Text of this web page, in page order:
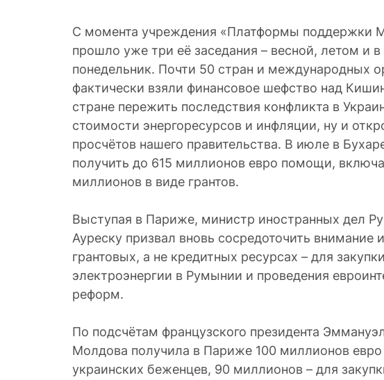
С момента учреждения «Платформы поддержки
прошло уже три её заседания – весной, летом и в
понедельник. Почти 50 стран и международных
фактически взяли финансовое шефство над
стране пережить последствия конфликта в
стоимости энергоресурсов и инфляции, ну и
просчётов нашего правительства. В июле в
получить до 615 миллионов евро помощи,
миллионов в виде грантов.
Выступая в Париже, министр иностранных дел
Ауреску призвал вновь сосредоточить внимание
грантовых, а не кредитных ресурсах – для закупки
электроэнергии в Румынии и проведения
реформ.
По подсчётам французского президента
Молдова получила в Париже 100 миллионов
украинских беженцев, 90 миллионов – для